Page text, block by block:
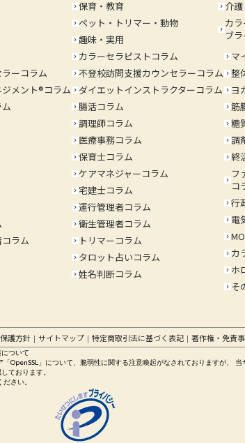
keyboard_arrow_right 保育・教育
keyboard_arrow_right ペット・トリマー・動物
keyboard_arrow_right 趣味・実用
keyboard_arrow_right 介
keyboard_arrow_right カ
ブ
ーコラム
メント®️コラム
ラム
keyboard_arrow_right カラーセラピストコラム
keyboard_arrow_right 不登校訪問支援カウンセラーコラム
keyboard_arrow_right ダイエットインストラクターコラム
keyboard_arrow_right 腸活コラム
keyboard_arrow_right 調理師コラム
keyboard_arrow_right 医療事務コラム
keyboard_arrow_right 保育士コラム
keyboard_arrow_right ケアマネジャーコラム
keyboard_arrow_right 宅建士コラム
keyboard_arrow_right 運行管理者コラム
keyboard_arrow_right 衛生管理者コラム
keyboard_arrow_right トリマーコラム
keyboard_arrow_right タロット占いコラム
keyboard_arrow_right 姓名判断コラム
keyboard_arrow_right マ
keyboard_arrow_right 整
keyboard_arrow_right ヨ
keyboard_arrow_right 筋
keyboard_arrow_right 糖
keyboard_arrow_right 調
keyboard_arrow_right 終
keyboard_arrow_right フ
コ
keyboard_arrow_right 行
keyboard_arrow_right 電
keyboard_arrow_right
keyboard_arrow_right カ
keyboard_arrow_right ホ
keyboard_arrow_right そ
護方針｜ サイトマップ｜ 特定商取引法に基づく表記｜ 著作権・免責
について
OpenSSL」について、脆弱性に関する注意喚起がなされておりますが、 当
ております。
さい。